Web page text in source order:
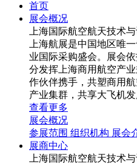
首页
展会概况
上海国际航空航天技术
上海航展是中国地区唯
业国际采购盛会。展会
分发挥上海商用航空产
作伙伴携手，共塑商用
产业集群，共享大飞机
查看更多
展会概况
参展范围 组织机构 展会
展商中心
上海国际航空航天技术